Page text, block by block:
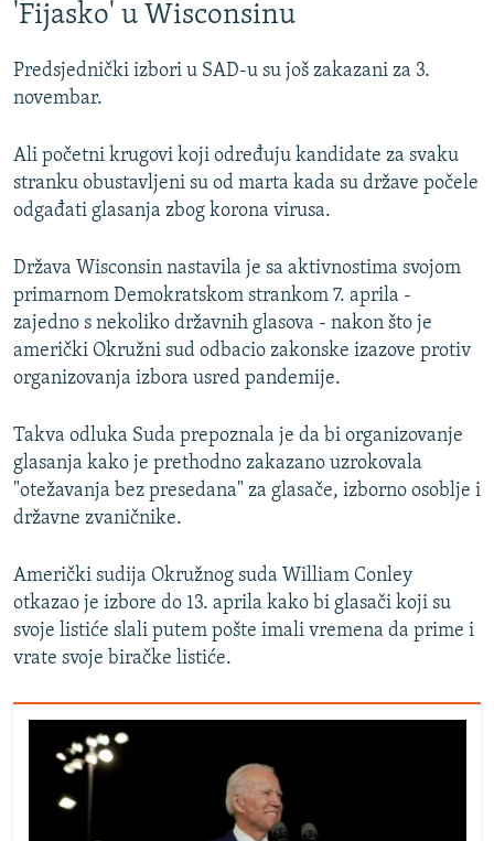
'Fijasko' u Wisconsinu
Predsjednički izbori u SAD-u su još zakazani za 3.
novembar.
Ali početni krugovi koji određuju kandidate za svaku
stranku obustavljeni su od marta kada su države počele
odgađati glasanja zbog korona virusa.
Država Wisconsin nastavila je sa aktivnostima svojom
primarnom Demokratskom strankom 7. aprila -
zajedno s nekoliko državnih glasova - nakon što je
američki Okružni sud odbacio zakonske izazove protiv
organizovanja izbora usred pandemije.
Takva odluka Suda prepoznala je da bi organizovanje
glasanja kako je prethodno zakazano uzrokovala
"otežavanja bez presedana" za glasače, izborno osoblje i
državne zvaničnike.
Američki sudija Okružnog suda William Conley
otkazao je izbore do 13. aprila kako bi glasači koji su
svoje listiće slali putem pošte imali vremena da prime i
vrate svoje biračke listiće.